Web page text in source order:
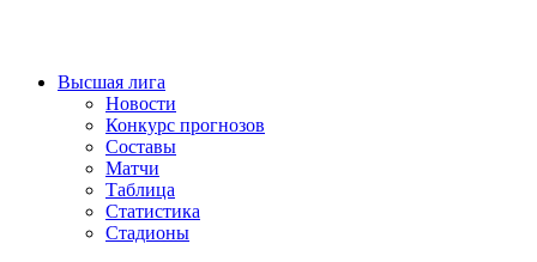
Высшая лига
Новости
Конкурс прогнозов
Составы
Матчи
Таблица
Статистика
Стадионы